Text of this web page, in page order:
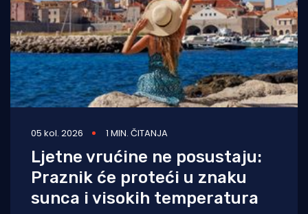
05 kol. 2026 1 MIN. ČITANJA
Ljetne vrućine ne posustaju:
Praznik će proteći u znaku
sunca i visokih temperatura